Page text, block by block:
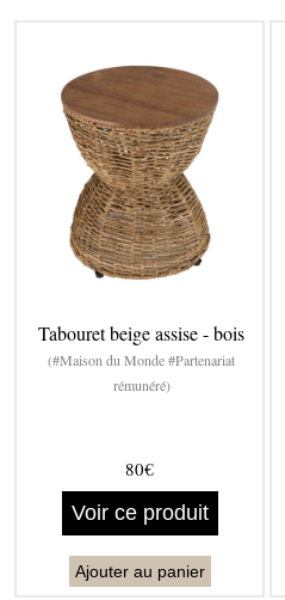
Tabouret beige assise - bois
(#Maison du Monde #Partenariat
rémunéré)
80€
Voir ce produit
Ajouter au panier